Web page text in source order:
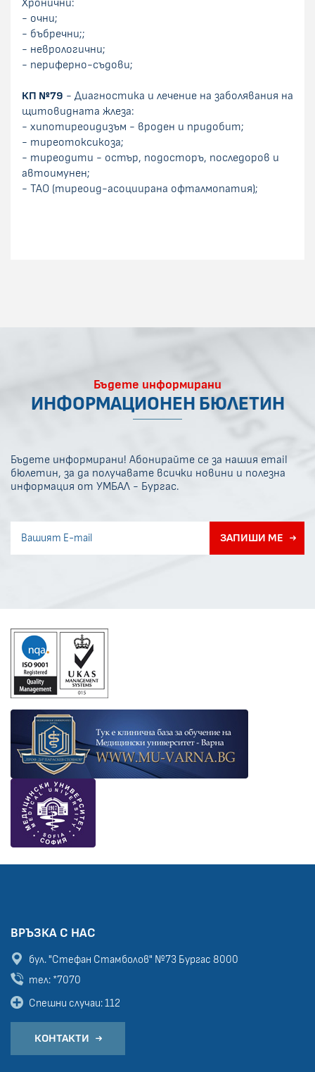
Хронични:
- очни;
- бъбречни;;
- неврологични;
- периферно-съдови;
КП №79 - Диагностика и лечение на заболявания на
щитовидната жлеза:
- хипотиреоидизъм - вроден и придобит;
- тиреотоксикоза;
- тиреодити - остър, подосторъ, последоров и
автоимунен;
- ТАО (тиреоид-асоциирана офталмопатия);
Бъдете информирани
ИНФОРМАЦИОНЕН БЮЛЕТИН
Бъдете информирани! Абонирайте се за нашия email
бюлетин, за да получавате всички новини и полезна
информация от УМБАЛ - Бургас.
ЗАПИШИ МЕ
ВРЪЗКА С НАС
бул. "Стефан Стамболов" №73 Бургас 8000
тел: *7070
Спешни случаи: 112
КОНТАКТИ